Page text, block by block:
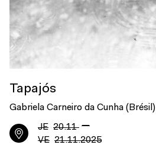
Tapajós
Gabriela Carneiro da Cunha (Brésil)
JE 20.11 —
VE 21.11.2025